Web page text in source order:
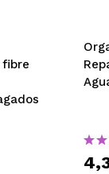
fibre